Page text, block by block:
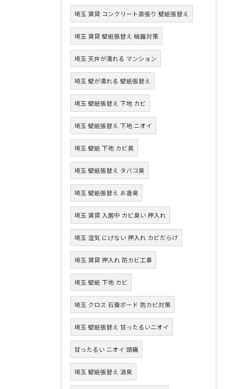
埼玉 賃貸 コンクリート直張り 壁紙張替え
埼玉 賃貸 壁紙張替え 結露対策
埼玉 天井が濡れる マンション
埼玉 壁が濡れる 壁紙張替え
埼玉 壁紙張替え 下地 カビ
埼玉 壁紙張替え 下地 ニオイ
埼玉 壁紙 下地 カビ臭
埼玉 壁紙張替え タバコ臭
埼玉 壁紙張替え お香臭
埼玉 賃貸 入居中 カビ臭い 押入れ
埼玉 湿気 にげない 押入れ カビだらけ
埼玉 賃貸 押入れ 防カビ工事
埼玉 壁紙 下地 カビ
埼玉 クロス 石膏ボード 防カビ対策
埼玉 壁紙張替え 甘ったるいニオイ
甘ったるい ニオイ 頭痛
埼玉 壁紙張替え 消臭